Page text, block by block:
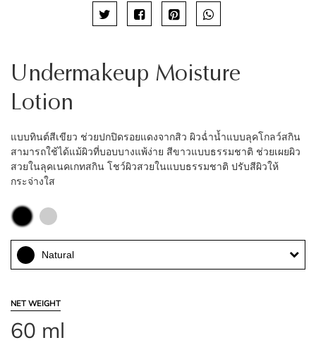
Undermakeup Moisture
Lotion
แบบทินต์สีเขียว ช่วยปกปิดรอยแดงจากสิว ผิวฉ่ำน้ำแบบลุคโกลว์สกิน
สามารถใช้ได้แม้ผิวที่บอบบางแพ้ง่าย สีขาวแบบธรรมชาติ ช่วยเผยผิว
สวยในลุคเนคเกทสกิน โชว์ผิวสวยในแบบธรรมชาติ ปรับสีผิวให้
กระจ่างใส
Natural
NET WEIGHT
60 ml